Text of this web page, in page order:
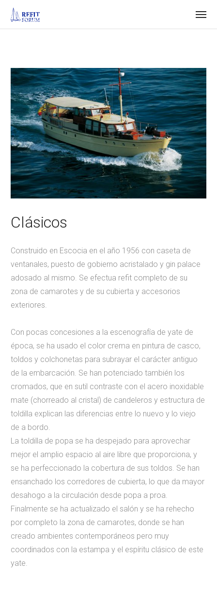
Clásicos
Construido en Escocia en el año 1956 con caseta de
ventanales, puesto de gobierno acristalado y gin palace
adosado al mismo. Se efectua refit completo de su
zona de camarotes y de su cubierta y accesorios
exteriores.
Con pocas concesiones a la escenografía de yate de
época, se ha usado el color crema en pintura de casco,
toldos y colchonetas para subrayar el carácter antiguo
de la embarcación. Se han potenciado también los
cromados, que en sutil contraste con el acero inoxidable
mate (chorreado al cristal) de candeleros y estructura de
toldilla explican las diferencias entre lo nuevo y lo viejo
de a bordo.
La toldilla de popa se ha despejado para aprovechar
mejor el amplio espacio al aire libre que proporciona, y
se ha perfeccionado la cobertura de sus toldos. Se han
ensanchado los corredores de cubierta, lo que da mayor
desahogo a la circulación desde popa a proa.
Finalmente se ha actualizado el salón y se ha rehecho
por completo la zona de camarotes, donde se han
creado ambientes contemporáneos pero muy
coordinados con la estampa y el espíritu clásico de este
yate.